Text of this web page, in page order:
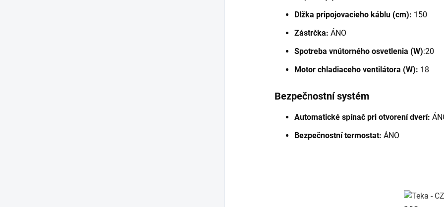
Dlžka pripojovacieho káblu (cm): 150
Zástrčka: ÁNO
Spotreba vnútorného osvetlenia (W):20
Motor chladiaceho ventilátora (W): 18
Bezpečnostní systém
Automatické spínač pri otvorení dverí:
Bezpečnostní termostat: ÁNO